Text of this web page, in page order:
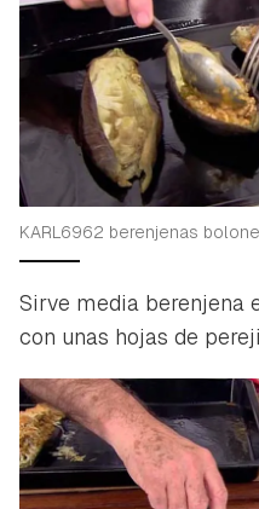
KARL6962 berenjenas
Sirve media berenjena
con unas hojas de